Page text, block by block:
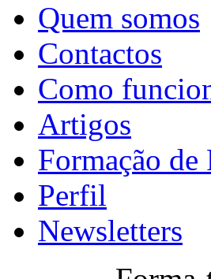
Quem somos
Contactos
Como
Artigos
Formação de
Perfil
Newsletters